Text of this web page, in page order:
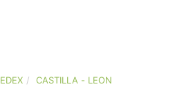
CASTILLA - LEON